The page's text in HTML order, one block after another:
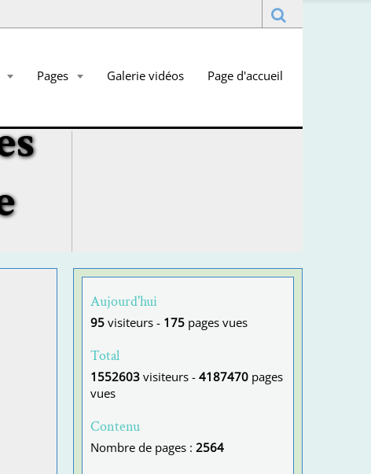
Pages Galerie vidéos Page d'accueil
Aujourd'hui
95visiteurs - 175pages vues
Total
1552603visiteurs - 4187470pages
vues
Contenu
Nombre de pages : 2564